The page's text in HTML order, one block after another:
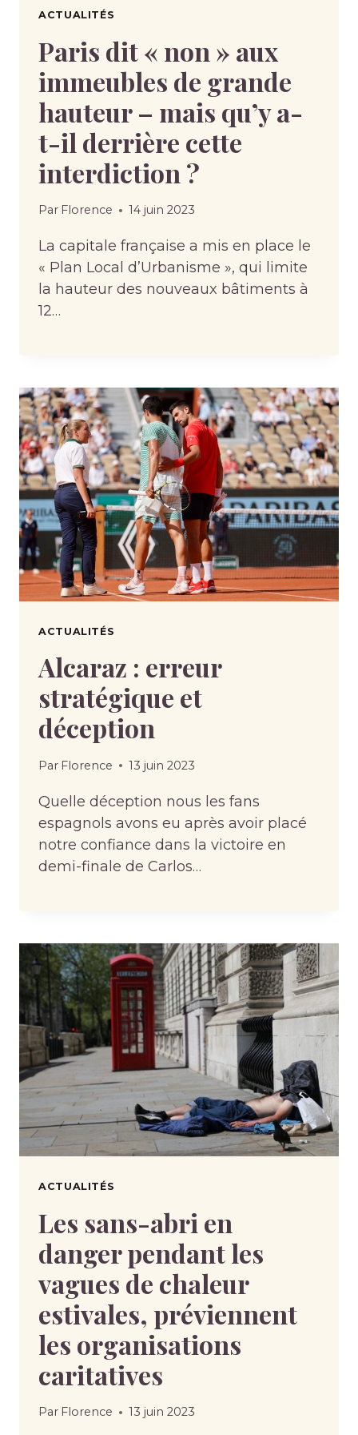
ACTUALITÉS
Paris dit « non » aux
immeubles de grande
hauteur – mais qu’y a-
t-il derrière cette
interdiction ?
Par Florence 14 juin 2023
La capitale française a mis en place le
« Plan Local d’Urbanisme », qui limite
la hauteur des nouveaux bâtiments à
12…
ACTUALITÉS
Alcaraz : erreur
stratégique et
déception
Par Florence 13 juin 2023
Quelle déception nous les fans
espagnols avons eu après avoir placé
notre confiance dans la victoire en
demi-finale de Carlos…
ACTUALITÉS
Les sans-abri en
danger pendant les
vagues de chaleur
estivales, préviennent
les organisations
caritatives
Par Florence 13 juin 2023